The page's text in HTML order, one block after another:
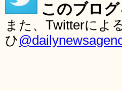
このブロ
また、Twitterによ
ひ